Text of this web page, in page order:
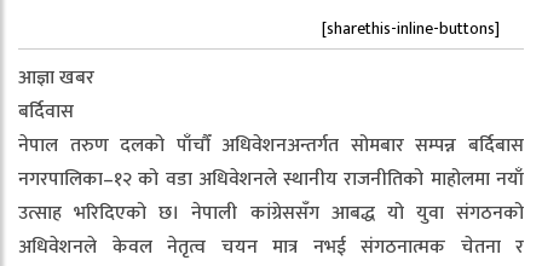
[sharethis-inline-buttons]
आज्ञा खबर
बर्दिवास
नेपाल तरुण दलको पाँचौँ अधिवेशनअन्तर्गत सोमबार सम्पन्न बर्दिबास
नगरपालिका–१२ को वडा अधिवेशनले स्थानीय राजनीतिको माहोलमा नयाँ
उत्साह भरिदिएको छ। नेपाली कांग्रेससँग आबद्ध यो युवा संगठनको
अधिवेशनले केवल नेतृत्व चयन मात्र नभई संगठनात्मक चेतना र